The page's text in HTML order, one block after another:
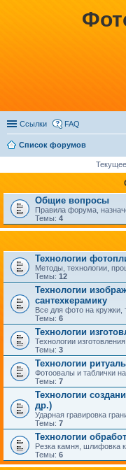
Ссылки FAQ
Список форумов
Общие вопросы
Правила форума,
Темы: 4
Технологии
Методы, технологии,
Темы: 12
Технологии
сантехкерамику
Все для фото на кружки,
Темы: 6
Технологии
Технологии
Темы: 3
Технологии
Фотоовалы и таблички
Темы: 7
Технологии
др.)
Ударная гравировка
Темы: 7
Технологии
Резка камня, шлифовка
Темы: 6